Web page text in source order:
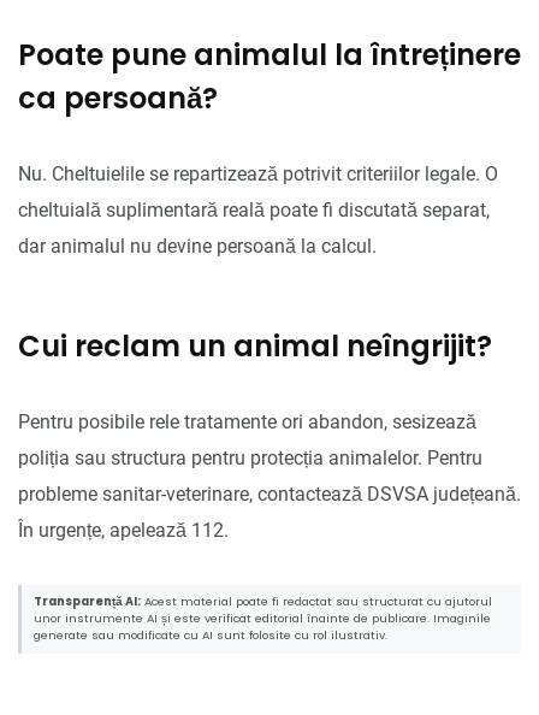
Poate pune animalul la întreținere
ca persoană?
Nu. Cheltuielile se repartizează potrivit criteriilor legale. O
cheltuială suplimentară reală poate fi discutată separat,
dar animalul nu devine persoană la calcul.
Cui reclam un animal neîngrijit?
Pentru posibile rele tratamente ori abandon, sesizează
poliția sau structura pentru protecția animalelor. Pentru
probleme sanitar-veterinare, contactează DSVSA județeană.
În urgențe, apelează 112.
Transparență AI: Acest material poate fi redactat sau structurat cu ajutorul
unor instrumente AI și este verificat editorial înainte de publicare. Imaginile
generate sau modificate cu AI sunt folosite cu rol ilustrativ.